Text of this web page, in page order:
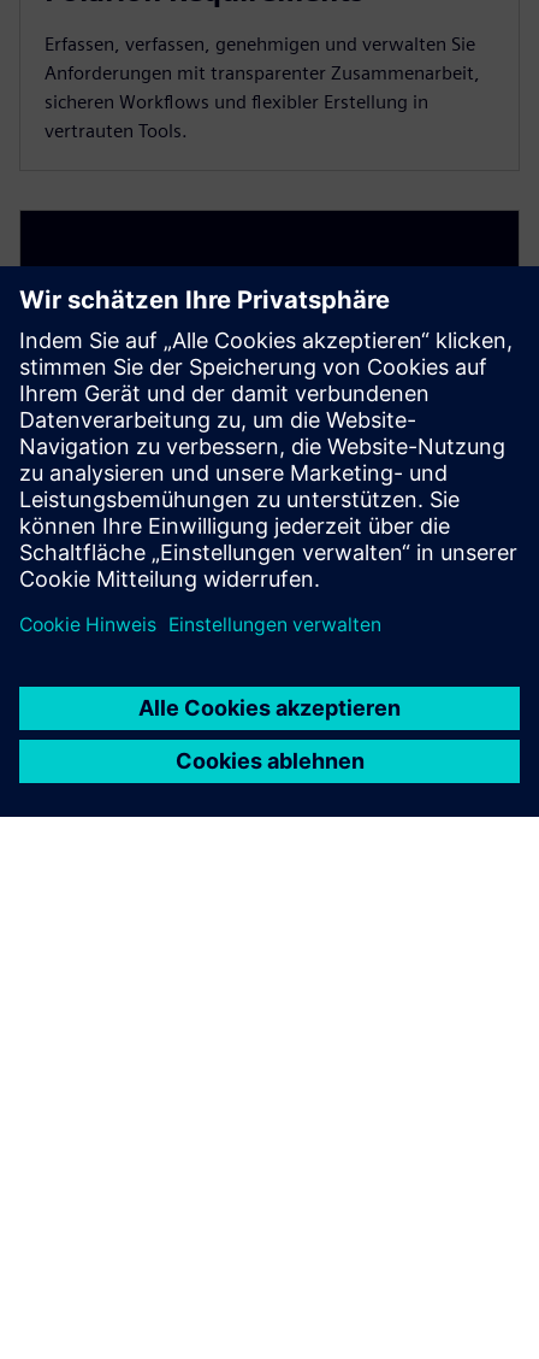
Erfassen, verfassen, genehmigen und verwalten Sie
Anforderungen mit transparenter Zusammenarbeit,
sicheren Workflows und flexibler Erstellung in
vertrauten Tools.
Polarion QA
verfolgung in einer browserbasierten QA-Umgebung
mit Zusammenarbeit, Workflows und garantierter
Rückverfolgbarkeit in Echtzeit.